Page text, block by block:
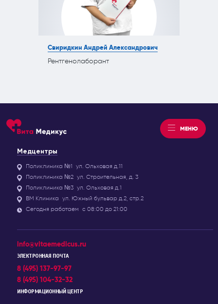
Свиридкин Андрей Александрович
Рентгенолаборант
МЕНЮ
Медцентры
Поликлиника №1 ул. Ольховая д.11
Поликлиника №2 ул. Строительная, д. 3
Поликлиника №3 ул. Ольховая д.1
ВМ Клиника ул. Южный бульвар д.2, стр.2
Сегодня работаем с 08:00 до 21:00
info@vitaemedicus.ru
ЭЛЕКТРОННАЯ ПОЧТА
8 (495) 137-97-97
8 (495) 104-32-32
ИНФОРМАЦИОННЫЙ ЦЕНТР